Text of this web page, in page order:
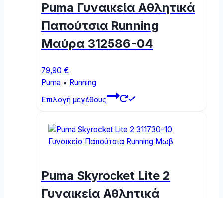
Puma Γυναικεία Αθλητικά
Παπούτσια Running
Μαύρα 312586-04
79,90 €
Puma • Running
Επιλογή μεγέθους
This
multiple
variants.
may
be
Puma Skyrocket Lite 2
Γυναικεία Αθλητικά